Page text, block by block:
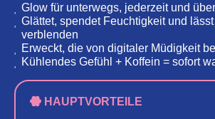
Glow für unterwegs, jederzeit und
Glättet, spendet Feuchtigkeit und
verblenden
Erweckt, die von digitaler Müdigkeit
Kühlendes Gefühl + Koffein = sofort
HAUPTVORTEILE